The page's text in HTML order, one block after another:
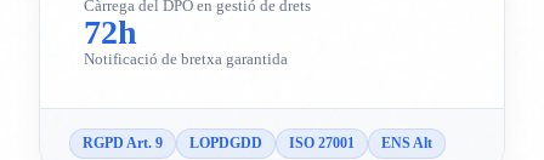
Càrrega del DPO en gestió de drets
72h
Notificació de bretxa garantida
RGPD Art. 9 LOPDGDD ISO 27001 ENS Alt